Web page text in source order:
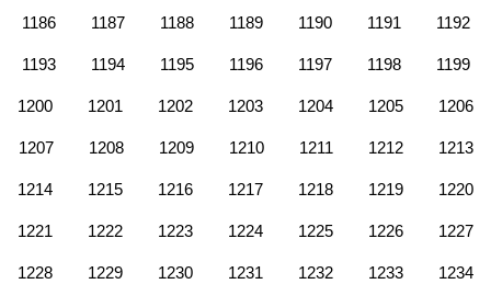
1186 1187 1188 1189 1190 1191 1192
1193 1194 1195 1196 1197 1198 1199
1200 1201 1202 1203 1204 1205 1206
1207 1208 1209 1210 1211 1212 1213
1214 1215 1216 1217 1218 1219 1220
1221 1222 1223 1224 1225 1226 1227
1228 1229 1230 1231 1232 1233 1234